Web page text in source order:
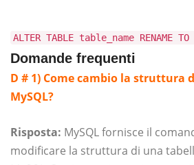
ALTER TABLE table_name RENAME
Domande frequenti
D # 1) Come cambio la struttura
MySQL?
Risposta: MySQL fornisce il
modificare la struttura di una